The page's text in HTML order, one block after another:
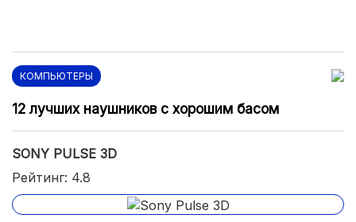
длительные сроки эксплуатации.
КОМПЬЮТЕРЫ
12 лучших наушников с хорошим басом
SONY PULSE 3D
Рейтинг: 4.8